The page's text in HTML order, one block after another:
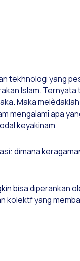
tekhnologi yang
Islam. Ternyata
Maka
mengalami apa
keyakinam
dimana
bisa diperankan
kolektf yang